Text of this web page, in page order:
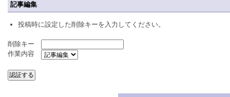
記事編集
投稿時に設定した削除キーを入力してください。
削除キー
作業内容